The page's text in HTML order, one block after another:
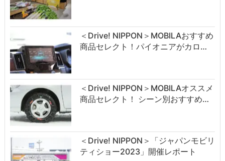
＜Drive! NIPPON＞MOBILAおすすめ
商品セレクト！パイオニアがカロ…
＜Drive! NIPPON＞MOBILAオススメ
商品セレクト！ シーン別おすすめ…
＜Drive! NIPPON＞「ジャパンモビリ
ティショー2023」開催レポート